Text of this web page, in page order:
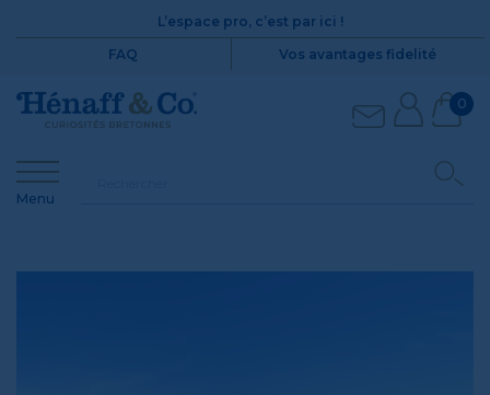
L’espace pro, c’est par ici !
FAQ
Vos avantages fidelité
0
Menu